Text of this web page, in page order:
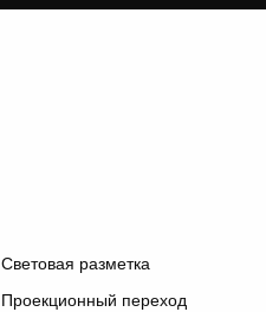
Световая разметка
Проекционный переход